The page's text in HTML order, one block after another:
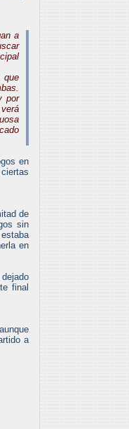
a
que
por
en
de
sin
en
final
a